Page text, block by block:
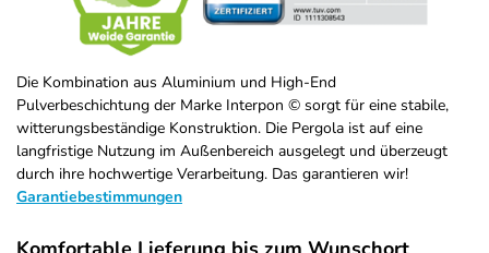
Die Kombination aus Aluminium und High-End
Pulverbeschichtung der Marke Interpon © sorgt für eine stabile,
witterungsbeständige Konstruktion. Die Pergola ist auf eine
langfristige Nutzung im Außenbereich ausgelegt und überzeugt
durch ihre hochwertige Verarbeitung. Das garantieren wir!
Garantiebestimmungen